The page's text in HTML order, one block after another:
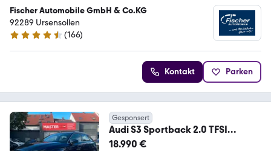
Fischer Automobile GmbH & Co.KG
92289 Ursensollen
4.7 Sterne
(166)
Kontakt Parken
Gesponsert
Audi S3 Sportback 2.0 TFSI
Quattro *SH-GEPFLEGT*300PS
18.990 €